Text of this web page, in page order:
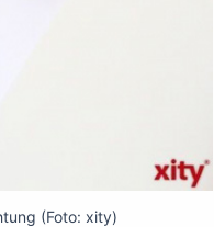
(Foto: xity)